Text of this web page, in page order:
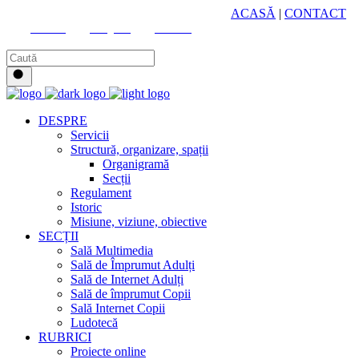
ACASĂ | CONTACT
DESPRE
Servicii
Structură, organizare, spații
Organigramă
Secții
Regulament
Istoric
Misiune, viziune, obiective
SECȚII
Sală Multimedia
Sală de Împrumut Adulți
Sală de Internet Adulți
Sală de împrumut Copii
Sală Internet Copii
Ludotecă
RUBRICI
Proiecte online